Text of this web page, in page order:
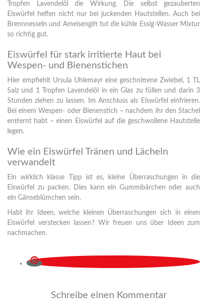
Tropfen Lavendelöl die Wirkung. Die selbst gezauberten
Eiswürfel helfen nicht nur bei juckenden Hautstellen. Auch bei
Brennnesseln und Ameisengift tut die kühle Essig-Wasser Mixtur
so richtig gut.
Eiswürfel für stark irritierte Haut bei
Wespen- und Bienenstichen
Hier empfiehlt Ursula Uhlemayr eine geschnittene Zwiebel, 1 TL
Salz und 1 Tropfen Lavendelöl in ein Glas zu füllen und darin 3
Stunden ziehen zu lassen. Im Anschluss als Eiswürfel einfrieren.
Bei einem Wespen- oder Bienenstich – nachdem ihr den Stachel
entfernt habt – einen Eiswürfel auf die geschwollene Hautstelle
legen.
Wie ein Eiswürfel Tränen und Lächeln
verwandelt
Ein wirklich klasse Tipp ist es, kleine Überraschungen in die
Eiswürfel zu packen. Dies kann ein Gummibärchen oder auch
ein Gänseblümchen sein.
Habt ihr Ideen, welche kleinen Überraschungen sich in einen
Eiswürfel verstecken lassen? Wir freuen uns über Ideen zum
nachmachen.
Schreibe einen Kommentar